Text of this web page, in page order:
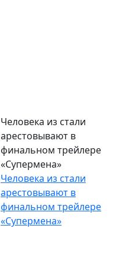
Человека из стали
арестовывают в
финальном трейлере
«Супермена»
Человека из стали
арестовывают в
финальном трейлере
«Супермена»